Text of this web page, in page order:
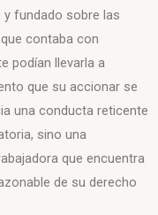
y fundado sobre las
contaba con
podían llevarla a
que su accionar se
una conducta reticente
sino una
que encuentra
de su derecho